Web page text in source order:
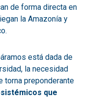
de forma directa en
la Amazonía y
está dada de
la necesidad
torna preponderante
que